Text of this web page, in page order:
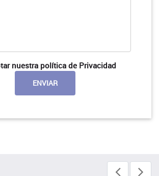
nuestra política de Privacidad